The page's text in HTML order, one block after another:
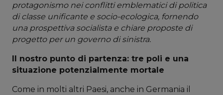
protagonismo nei conflitti emblematici di politica
di classe unificante e socio-ecologica, fornendo
una prospettiva socialista e chiare proposte di
progetto per un governo di sinistra.
Il nostro punto di partenza: tre poli e una
situazione potenzialmente mortale
Come in molti altri Paesi, anche in Germania il